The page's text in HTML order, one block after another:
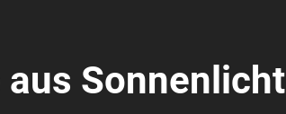
aus Sonnenlicht